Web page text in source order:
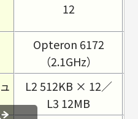
12
Opteron 6172
（2.1GHz）
L2 512KB × 12／
L3 12MB